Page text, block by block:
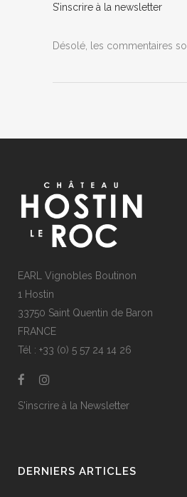
S’inscrire à la newsletter
Désolé, les commentaires
EARL Vignobles Boutinon
1 Hostin
33750 Saint Quentin de Baron
FRANCE
Tél : +33 (0) 5 57 24 14 26
S'inscrire à la Newsletter
DERNIERS ARTICLES